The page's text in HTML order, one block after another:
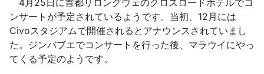
4月25日に首都リロングウェのクロスロードホテルでコ
ンサートが予定されているようです。当初、12月には
Civoスタジアムで開催されるとアナウンスされていまし
た。ジンバブエでコンサートを行った後、マラウイにやっ
てくる予定のようです。